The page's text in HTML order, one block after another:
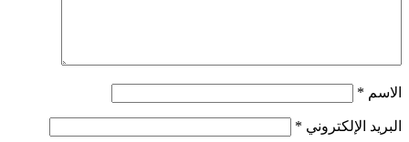
الاسم *
البريد الإلكتروني *